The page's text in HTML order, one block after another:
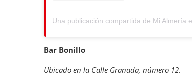
Bar Bonillo
Ubicado en la Calle Granada, número 12.